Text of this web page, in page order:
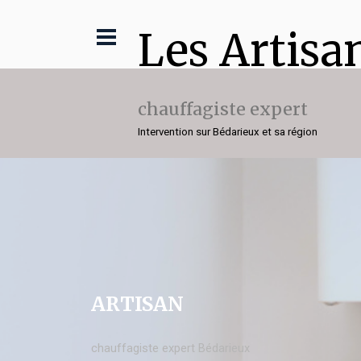
Les
chauffagiste expert
Intervention sur Bédarieux et sa région
ARTISAN
chauffagiste expert Bédarieux